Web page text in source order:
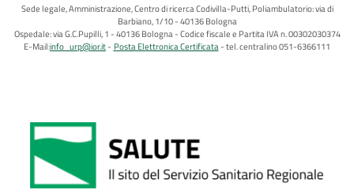
Sede legale, Amministrazione, Centro di ricerca Codivilla-Putti, Poliambulatorio: via di
Barbiano, 1/10 - 40136 Bologna
Ospedale: via G.C.Pupilli, 1 - 40136 Bologna - Codice fiscale e Partita IVA n. 00302030374
E-Mail:info_urp@ior.it Posta Elettronica Certificata tel. centralino 051-6366111